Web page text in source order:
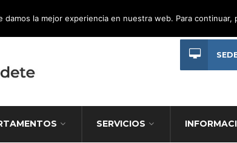
SERVICIOS
damos la mejor experiencia en nuestra web. Para continuar,